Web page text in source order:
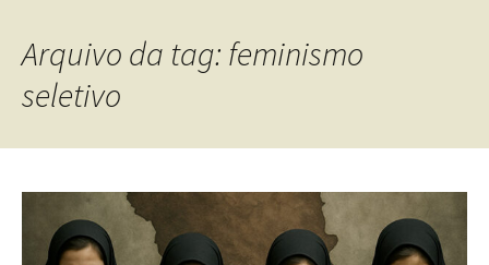
Arquivo da tag: feminismo
seletivo